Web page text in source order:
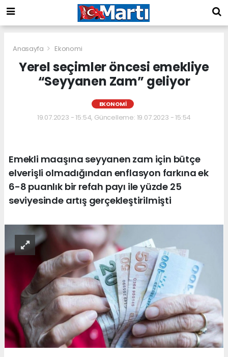
Anasayfa Ekonomi
Yerel seçimler öncesi emekliye
“Seyyanen Zam” geliyor
EKONOMI
19.07.2023 - 15:54, Güncelleme: 19.07.2023 - 15:54
Emekli maaşına seyyanen zam için bütçe
elverişli olmadığından enflasyon farkına ek
6-8 puanlık bir refah payı ile yüzde 25
seviyesinde artış gerçekleştirilmişti